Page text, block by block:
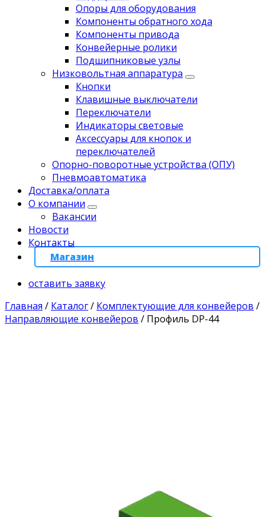
Опоры для оборудования
Компоненты обратного хода
Компоненты привода
Koнвейерныe pолики
Подшипниковые узлы
Низковольтная аппаратура
Кнопки
Клавишные выключатели
Переключатели
Индикаторы световые
Аксессуары для кнопок и
переключателей
Опорно-поворотные устройства (ОПУ)
Пневмоавтоматика
Доставка/оплата
О компании
Вакансии
Новости
Контакты
Магазин
оставить заявку
Главная / Каталог/ Комплектующие для конвейеров /
Направляющие конвейеров / Профиль DP-44